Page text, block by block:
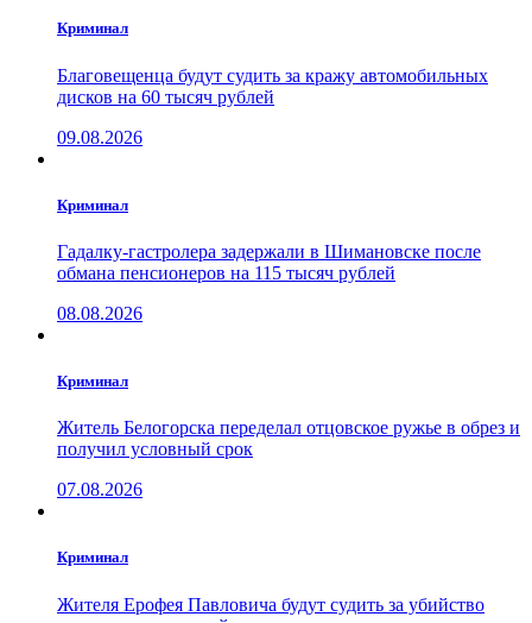
Криминал
Благовещенца будут судить за кражу автомобильных
дисков на 60 тысяч рублей
09.08.2026
Криминал
Гадалку-гастролера задержали в Шимановске после
обмана пенсионеров на 115 тысяч рублей
08.08.2026
Криминал
Житель Белогорска переделал отцовское ружье в обрез и
получил условный срок
07.08.2026
Криминал
Жителя Ерофея Павловича будут судить за убийство